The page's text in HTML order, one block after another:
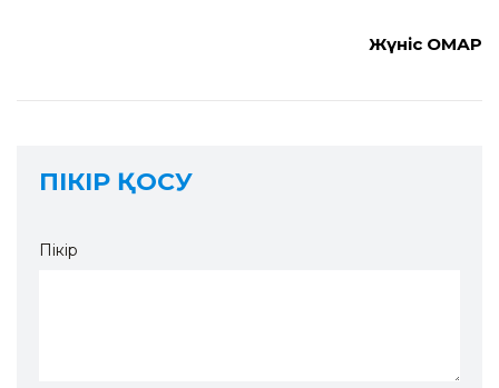
Жүніс ОМАР
ПІКІР ҚОСУ
Пікір